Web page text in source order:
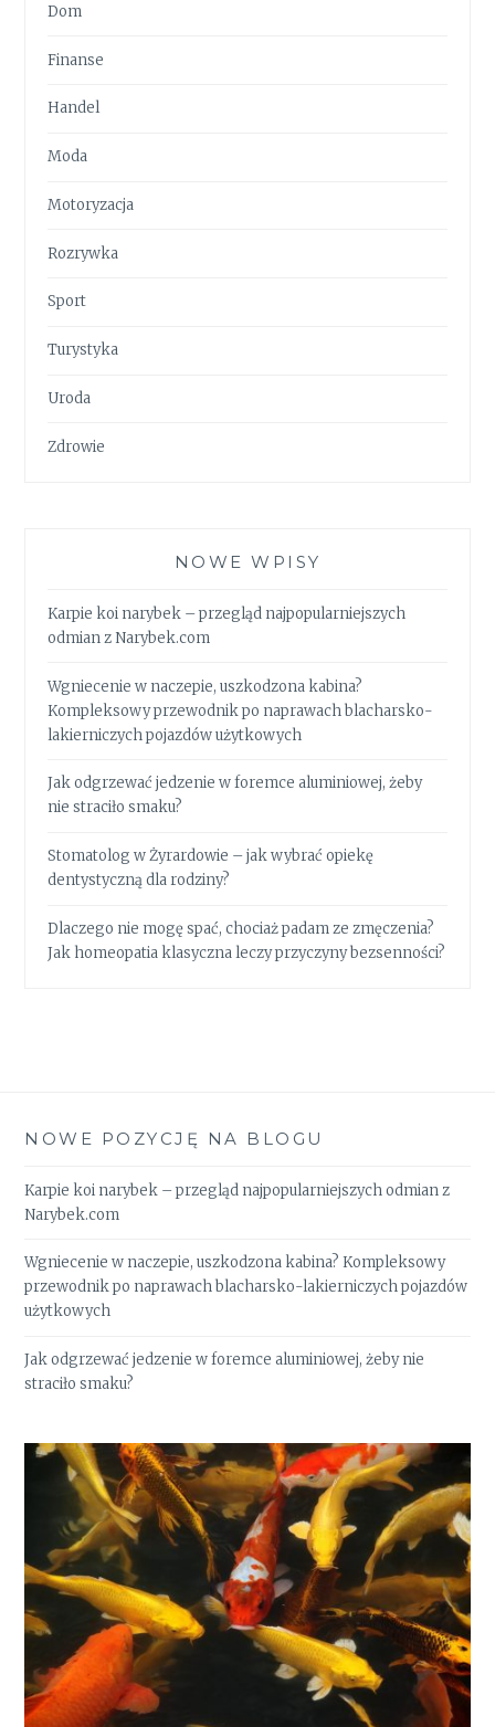
Dom
Finanse
Handel
Moda
Motoryzacja
Rozrywka
Sport
Turystyka
Uroda
Zdrowie
NOWE WPISY
Karpie koi narybek – przegląd najpopularniejszych
odmian z Narybek.com
Wgniecenie w naczepie, uszkodzona kabina?
Kompleksowy przewodnik po naprawach blacharsko-
lakierniczych pojazdów użytkowych
Jak odgrzewać jedzenie w foremce aluminiowej, żeby
nie straciło smaku?
Stomatolog w Żyrardowie – jak wybrać opiekę
dentystyczną dla rodziny?
Dlaczego nie mogę spać, chociaż padam ze zmęczenia?
Jak homeopatia klasyczna leczy przyczyny bezsenności?
NOWE POZYCJĘ NA BLOGU
Karpie koi narybek – przegląd najpopularniejszych odmian z
Narybek.com
Wgniecenie w naczepie, uszkodzona kabina? Kompleksowy
przewodnik po naprawach blacharsko-lakierniczych pojazdów
użytkowych
Jak odgrzewać jedzenie w foremce aluminiowej, żeby nie
straciło smaku?